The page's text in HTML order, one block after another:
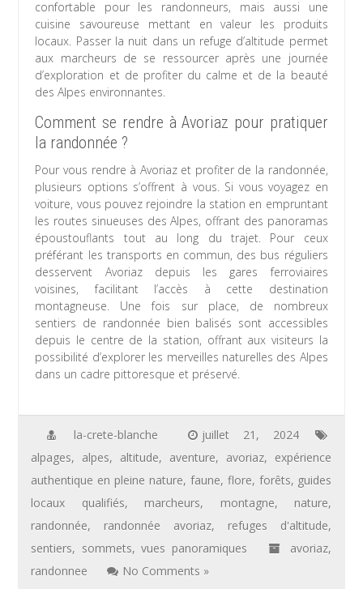
confortable pour les randonneurs, mais aussi une
cuisine savoureuse mettant en valeur les produits
locaux. Passer la nuit dans un refuge d’altitude permet
aux marcheurs de se ressourcer après une journée
d’exploration et de profiter du calme et de la beauté
des Alpes environnantes.
Comment se rendre à Avoriaz pour pratiquer
la randonnée ?
Pour vous rendre à Avoriaz et profiter de la randonnée,
plusieurs options s’offrent à vous. Si vous voyagez en
voiture, vous pouvez rejoindre la station en empruntant
les routes sinueuses des Alpes, offrant des panoramas
époustouflants tout au long du trajet. Pour ceux
préférant les transports en commun, des bus réguliers
desservent Avoriaz depuis les gares ferroviaires
voisines, facilitant l’accès à cette destination
montagneuse. Une fois sur place, de nombreux
sentiers de randonnée bien balisés sont accessibles
depuis le centre de la station, offrant aux visiteurs la
possibilité d’explorer les merveilles naturelles des Alpes
dans un cadre pittoresque et préservé.
la-crete-blanche
juillet 21, 2024
alpages, alpes, altitude, aventure, avoriaz, expérience
authentique en pleine nature, faune, flore, forêts, guides
locaux qualifiés, marcheurs, montagne, nature,
randonnée, randonnée avoriaz, refuges d'altitude,
sentiers, sommets,vues panoramiques avoriaz,
randonnee
No Comments »